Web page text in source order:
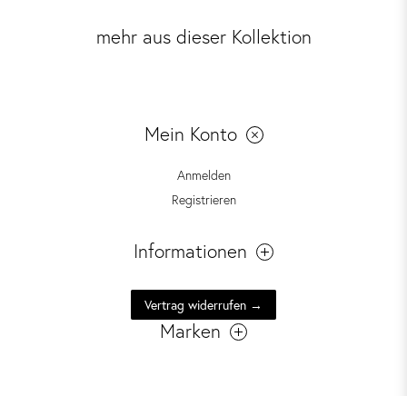
mehr aus dieser Kollektion
Mein Konto
Anmelden
Registrieren
Informationen
Vertrag widerrufen →
Marken